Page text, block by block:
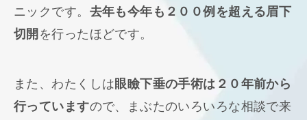
ニックです。 去年も今年も２００例を超える眉下
切開を行ったほどです。
また、わたくしは眼瞼下垂の手術は２０年前から
行っていますので、まぶたのいろいろな相談で来